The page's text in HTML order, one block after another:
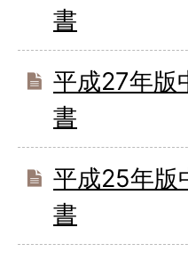
書
平成27年版
書
平成25年版
書